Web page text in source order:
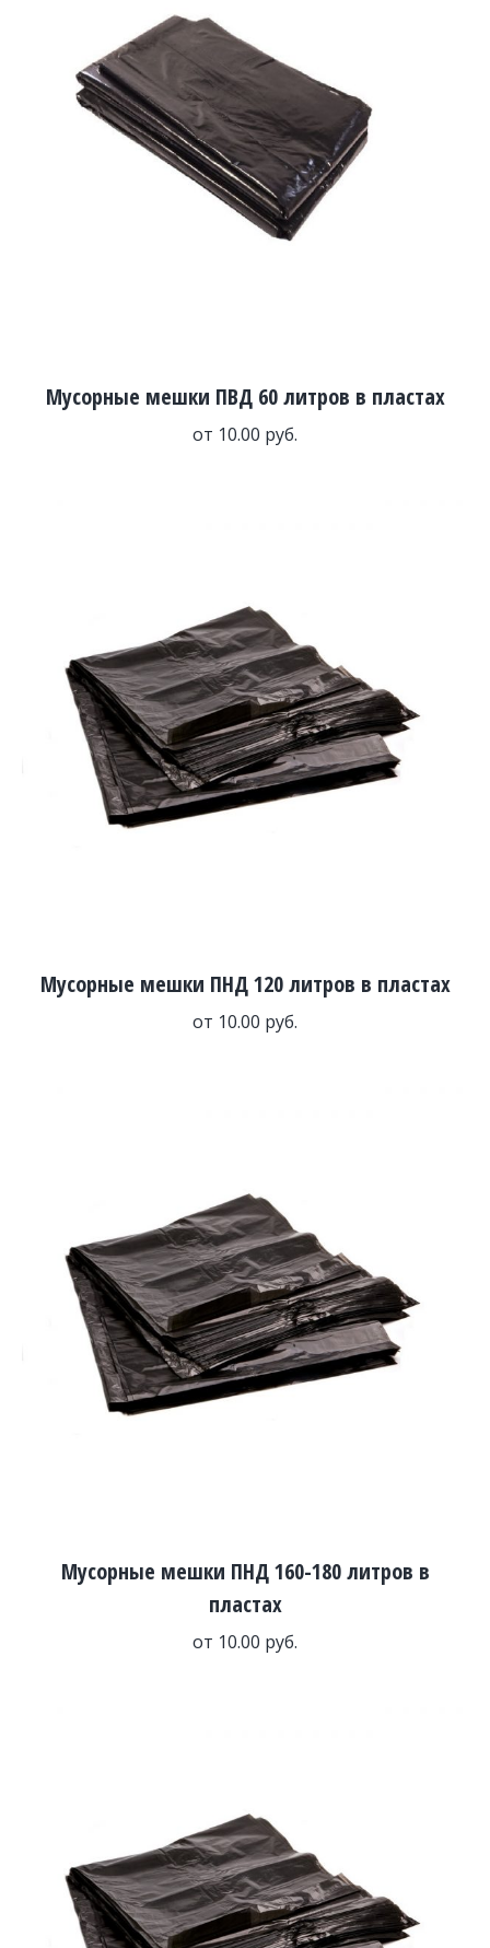
Мусорные мешки ПВД 60 литров в пластах
от 10.00 руб.
Мусорные мешки ПНД 120 литров в пластах
от 10.00 руб.
Мусорные мешки ПНД 160-180 литров в
пластах
от 10.00 руб.